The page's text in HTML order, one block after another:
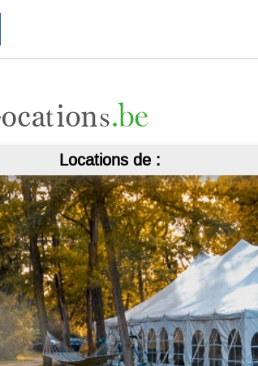
Locations de :